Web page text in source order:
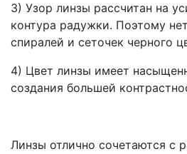
3) Узор линзы рассчитан на
контура радужки. Поэтому
спиралей и сеточек черного
4) Цвет линзы имеет
создания большей
Линзы отлично сочетаются с